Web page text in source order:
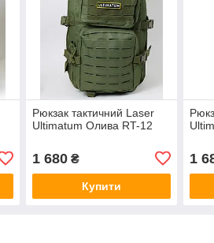
Рюкзак тактичний Laser
Ultimatum Олива RT-12
1 680₴
Купити
1